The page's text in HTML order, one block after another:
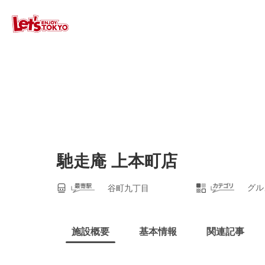
馳走庵 上本町店
谷町九丁目 グ
施設概要 基本情報 関連記事